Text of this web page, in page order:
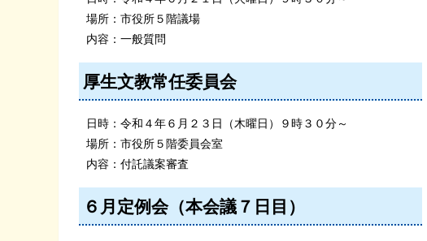
場所：市役所５階議場
内容：一般質問
厚生文教常任委員会
日時：令和４年６月２３日（木曜日）９時３０分～
場所：市役所５階委員会室
内容：付託議案審査
６月定例会（本会議７日目）